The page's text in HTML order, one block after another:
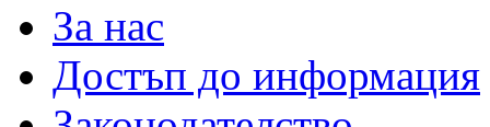
За нас
Достъп до информация